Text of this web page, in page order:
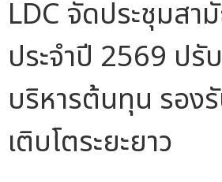
LDC จัดประชุมส
ประจำปี 2569 ปรั
บริหารต้นทุน รอง
เติบโตระยะยาว